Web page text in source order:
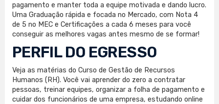
pagamento e manter toda a equipe motivada e dando lucro.
Uma Graduação rápida e focada no Mercado, com Nota 4
de 5 no MEC e Certificações a cada 6 meses para você
conseguir as melhores vagas antes mesmo de se formar!
PERFIL DO EGRESSO
Veja as matérias do Curso de Gestão de Recursos
Humanos (RH). Você vai aprender do zero a contratar
pessoas, treinar equipes, organizar a folha de pagamento e
cuidar dos funcionários de uma empresa, estudando online